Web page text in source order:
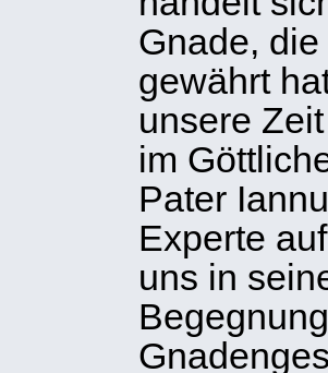
Gnade,
gewährt
unsere
im
Pater
Experte
uns in